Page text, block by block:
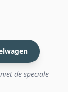
de speciale